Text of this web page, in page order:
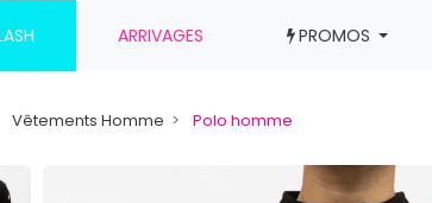
ARRIVAGES PROMOS
Vêtements Homme Polo homme